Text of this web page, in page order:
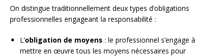
On distingue traditionnellement deux types d’obligations
professionnelles engageant la responsabilité :
L’obligation de moyens : le professionnel s’engage à
mettre en œuvre tous les moyens nécessaires pour